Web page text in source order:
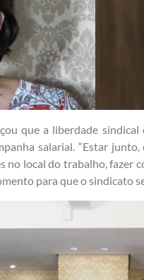
que a liberdade
salarial. “Estar
no local do trabalho,
para que o sindicato